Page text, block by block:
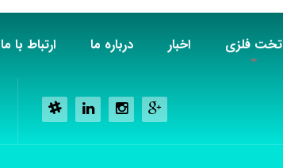
تخت فلزی اخبار درباره ما ارتباط با ما